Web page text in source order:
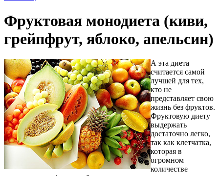
Фруктовая монодиета (киви,
грейпфрут, яблоко, апельсин)
А эта диета
считается самой
лучшей для тех,
кто не
представляет свою
жизнь без фруктов.
Фруктовую диету
выдержать
достаточно легко,
так как клетчатка,
которая в
огромном
количестве